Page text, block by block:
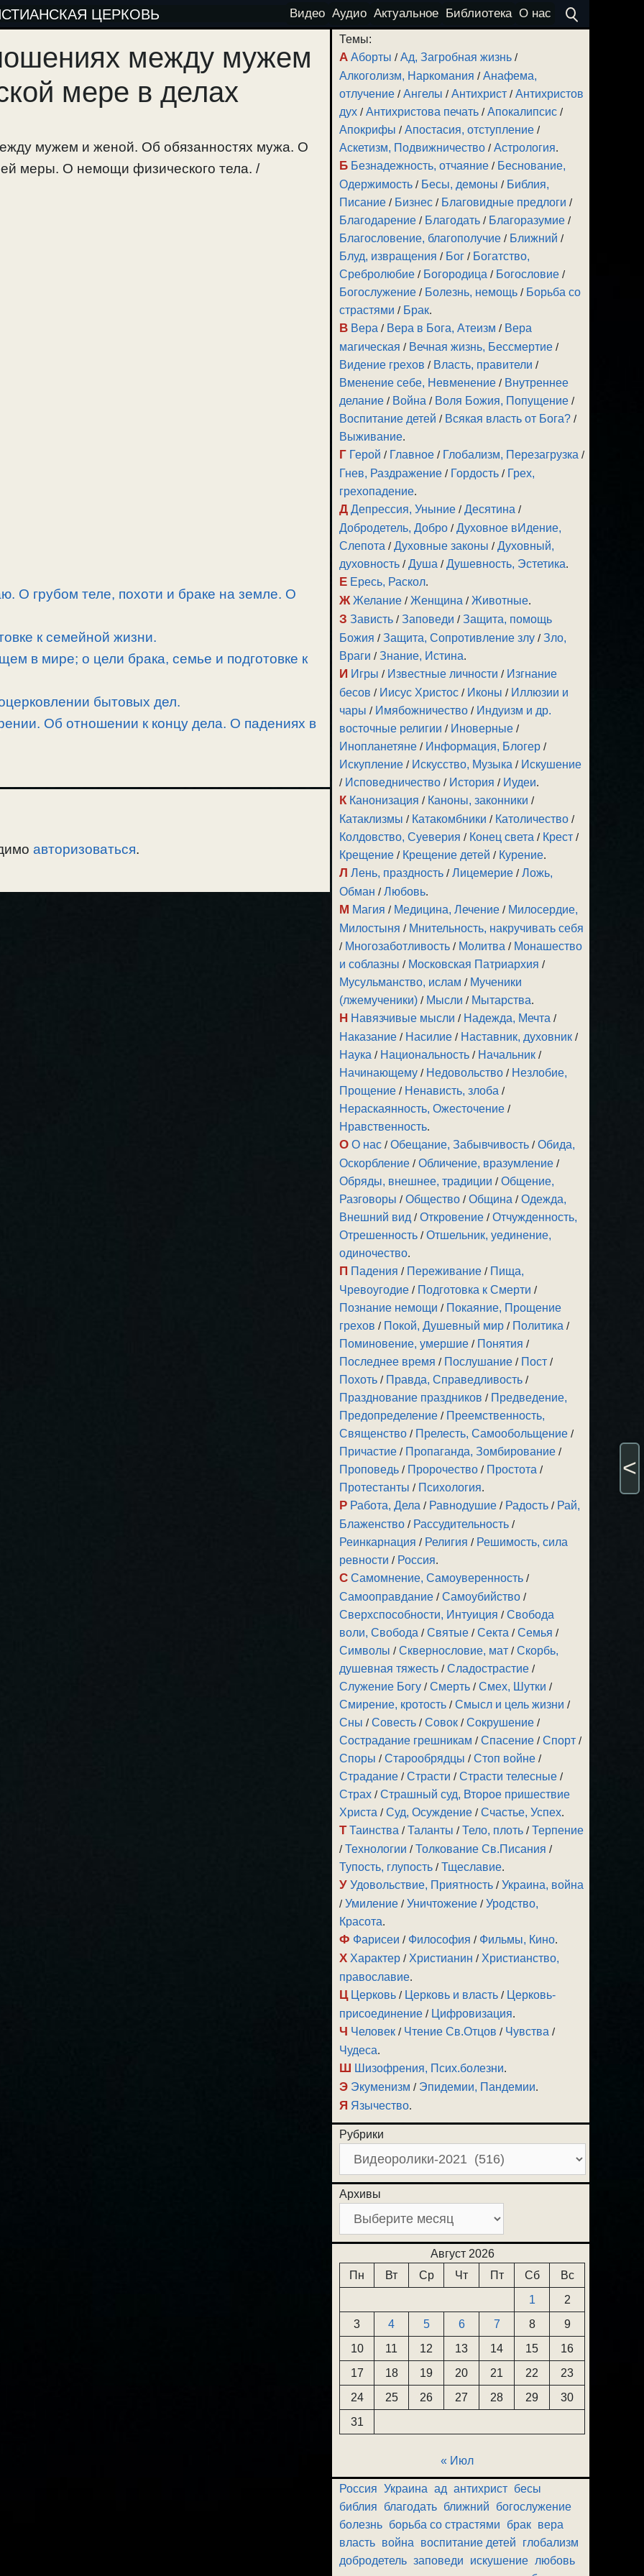
ЦЕРКОВЬ Видео Аудио Актуальное Библиотека О нас
между мужем
мере в делах
мужем и женой. Об обязанностях мужа. О
меры. О немощи физического тела. /
О грубом теле, похоти и браке на земле. О
к семейной жизни.
в мире; о цели брака, семье и подготовке к
бытовых дел.
Об отношении к концу дела. О падениях в
авторизоваться.
Темы:
А Аборты /Ад, Загробная жизнь /
Алкоголизм, Наркомания /Анафема,
отлучение /Ангелы /Антихрист /Антихристов
дух /Антихристова печать /Апокалипсис /
Апокрифы /Апостасия, отступление /
Аскетизм, Подвижничество /Астрология.
Б Безнадежность, отчаяние / Беснование,
Одержимость / Бесы, демоны / Библия,
Писание / Бизнес / Благовидные предлоги /
Благодарение / Благодать / Благоразумие /
Благословение, благополучие / Ближний /
Блуд, извращения / Бог / Богатство,
Сребролюбие / Богородица / Богословие /
Богослужение / Болезнь, немощь / Борьба со
страстями / Брак.
В Вера / Вера в Бога, Атеизм / Вера
магическая / Вечная жизнь, Бессмертие /
Видение грехов / Власть, правители /
Вменение себе, Невменение / Внутреннее
делание / Война / Воля Божия, Попущение /
Воспитание детей / Всякая власть от Бога? /
Выживание.
Г Герой / Главное / Глобализм, Перезагрузка /
Гнев, Раздражение / Гордость / Грех,
грехопадение.
Д Депрессия, Уныние /Десятина /
Добродетель, Добро /Духовное вИдение,
Слепота /Духовные законы /Духовный,
духовность /Душа /Душевность, Эстетика.
Е Ересь, Раскол.
Ж Желание /Женщина /Животные.
З Зависть /Заповеди /Защита, помощь
Божия /Защита, Сопротивление злу /Зло,
Враги /Знание, Истина.
И Игры / Известные личности / Изгнание
бесов / Иисус Христос / Иконы / Иллюзии и
чары / Имябожничество / Индуизм и др.
восточные религии / Иноверные /
Инопланетяне / Информация, Блогер /
Искупление / Искусство, Музыка / Искушение
/ Исповедничество / История / Иудеи.
К Канонизация / Каноны, законники /
Катаклизмы / Катакомбники / Католичество /
Колдовство, Суеверия / Конец света / Крест /
Крещение / Крещение детей / Курение.
Л Лень, праздность /Лицемерие /Ложь,
Обман /Любовь.
М Магия / Медицина, Лечение / Милосердие,
Милостыня / Мнительность, накручивать себя
/ Многозаботливость / Молитва / Монашество
и соблазны / Московская Патриархия /
Мусульманство, ислам / Мученики
(лжемученики) / Мысли / Мытарства.
Н Навязчивые мысли / Надежда, Мечта /
Наказание / Насилие / Наставник, духовник /
Наука / Национальность / Начальник /
Начинающему / Недовольство / Незлобие,
Прощение / Ненависть, злоба /
Нераскаянность, Ожесточение /
Нравственность.
О О нас /Обещание, Забывчивость /Обида,
Оскорбление /Обличение, вразумление /
Обряды, внешнее, традиции /Общение,
Разговоры /Общество /Община /Одежда,
Внешний вид /Откровение /Отчужденность,
Отрешенность /Отшельник, уединение,
одиночество.
П Падения / Переживание / Пища,
Чревоугодие / Подготовка к Смерти /
Познание немощи / Покаяние, Прощение
грехов / Покой, Душевный мир / Политика /
Поминовение, умершие / Понятия /
Последнее время / Послушание / Пост /
Похоть / Правда, Справедливость /
Празднование праздников / Предведение,
Предопределение / Преемственность,
Священство / Прелесть, Самообольщение /
Причастие / Пропаганда, Зомбирование /
Проповедь / Пророчество / Простота /
Протестанты / Психология.
Р Работа, Дела / Равнодушие / Радость / Рай,
Блаженство / Рассудительность /
Реинкарнация / Религия / Решимость, сила
ревности / Россия.
С Самомнение, Самоуверенность /
Самооправдание /Самоубийство /
Сверхспособности, Интуиция /Свобода
воли, Свобода /Святые /Секта /Семья /
Символы /Сквернословие, мат /Скорбь,
душевная тяжесть /Сладострастие /
Служение Богу /Смерть /Смех, Шутки /
Смирение, кротость /Смысл и цель жизни /
Сны /Совесть /Совок /Сокрушение /
Сострадание грешникам /Спасение /Спорт /
Споры /Старообрядцы /Стоп войне /
Страдание /Страсти /Страсти телесные /
Страх /Страшный суд, Второе пришествие
Христа /Суд, Осуждение /Счастье, Успех.
Т Таинства /Таланты /Тело, плоть /Терпение
/Технологии /Толкование Св.Писания /
Тупость, глупость /Тщеславие.
У Удовольствие, Приятность /Украина, война
/Умиление /Уничтожение /Уродство,
Красота.
Ф Фарисеи / Философия / Фильмы, Кино.
Х Характер / Христианин / Христианство,
православие.
Ц Церковь / Церковь и власть / Церковь-
присоединение / Цифровизация.
Ч Человек / Чтение Св.Отцов / Чувства /
Чудеса.
Ш Шизофрения, Псих.болезни.
Э Экуменизм / Эпидемии, Пандемии.
Я Язычество.
Рубрики
Архивы
Август 2026
Пн
Вт Ср Чт Пт Сб
Вс
1
2
3
4 5 6 7 8
9
10
11 12 13 14 15
16
17
18 19 20 21 22
23
24
25 26 27 28 29
30
31
« Июл
Россия Украина ад антихрист бесы
библия
благодать ближний
богослужение
болезнь борьба со страстями брак вера
власть война воспитание детей
глобализм
добродетель заповеди искушение любовь
<